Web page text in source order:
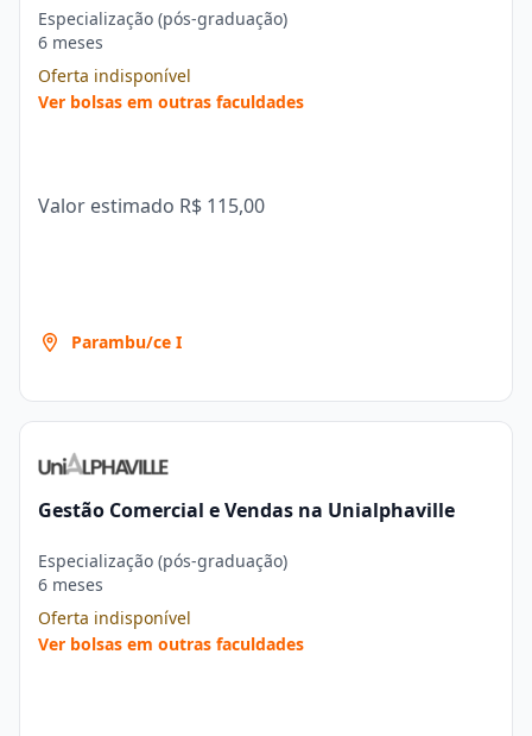
Especialização (pós-graduação)
6 meses
Oferta indisponível
Ver bolsas em outras faculdades
Valor estimado R$ 115,00
Parambu/ce I
Gestão Comercial e Vendas na Unialphaville
Especialização (pós-graduação)
6 meses
Oferta indisponível
Ver bolsas em outras faculdades